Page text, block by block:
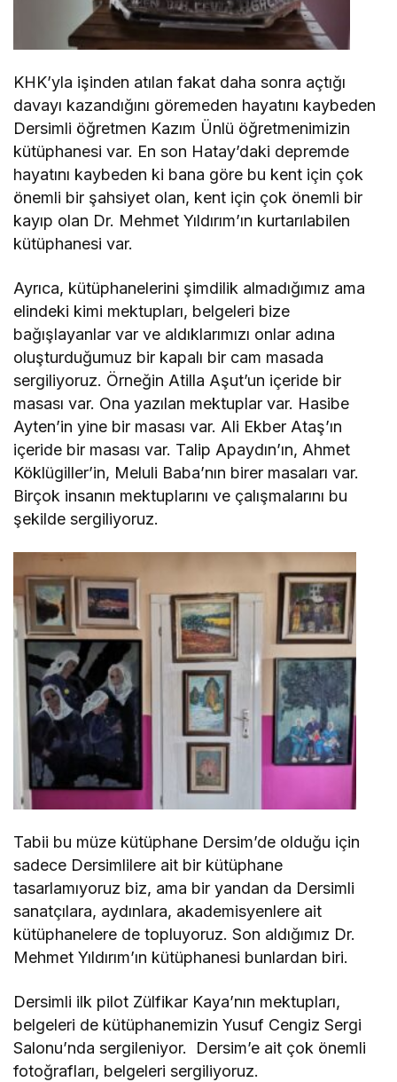
KHK’yla işinden atılan fakat daha sonra açtığı
davayı kazandığını göremeden hayatını kaybeden
Dersimli öğretmen Kazım Ünlü öğretmenimizin
kütüphanesi var. En son Hatay’daki depremde
hayatını kaybeden ki bana göre bu kent için çok
önemli bir şahsiyet olan, kent için çok önemli bir
kayıp olan Dr. Mehmet Yıldırım’ın kurtarılabilen
kütüphanesi var.
Ayrıca, kütüphanelerini şimdilik almadığımız ama
elindeki kimi mektupları, belgeleri bize
bağışlayanlar var ve aldıklarımızı onlar adına
oluşturduğumuz bir kapalı bir cam masada
sergiliyoruz. Örneğin Atilla Aşut’un içeride bir
masası var. Ona yazılan mektuplar var. Hasibe
Ayten’in yine bir masası var. Ali Ekber Ataş’ın
içeride bir masası var. Talip Apaydın’ın, Ahmet
Köklügiller’in, Meluli Baba’nın birer masaları var.
Birçok insanın mektuplarını ve çalışmalarını bu
şekilde sergiliyoruz.
Tabii bu müze kütüphane Dersim’de olduğu için
sadece Dersimlilere ait bir kütüphane
tasarlamıyoruz biz, ama bir yandan da Dersimli
sanatçılara, aydınlara, akademisyenlere ait
kütüphanelere de topluyoruz. Son aldığımız Dr.
Mehmet Yıldırım’ın kütüphanesi bunlardan biri.
Dersimli ilk pilot Zülfikar Kaya’nın mektupları,
belgeleri de kütüphanemizin Yusuf Cengiz Sergi
Salonu’nda sergileniyor. Dersim’e ait çok önemli
fotoğrafları, belgeleri sergiliyoruz.